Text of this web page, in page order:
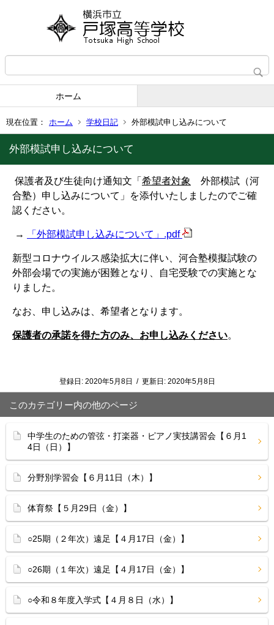
ホーム
現在位置： ホーム 学校日記 外部模試申し込みについて
外部模試申し込みについて
保護者及び生徒向け通知文「 希望者対象
外部模試（河
合塾）申し込みについて」を添付いたしましたのでご確
認ください。
→ 「外部模試申し込みについて」.pdf
新型コロナウイルス感染拡大に伴い、河合塾模擬試験の
外部会場での実施が困難となり、自宅受験での実施とな
りました。
なお、申し込みは、希望者となります。
保護者の承諾を得た方のみ、お申し込みください。
登録日: 2020年5月8日 / 更新日: 2020年5月8日
このカテゴリー内の他のページ
中学生のための管弦・打楽器・ピアノ実技講習会【６月1
4日（日）】
分野別学習会【６月11日（木）】
体育祭【５月29日（金）】
○25期（２年次）遠足【４月17日（金）】
○26期（１年次）遠足【４月17日（金）】
○令和８年度入学式【４月８日（水）】